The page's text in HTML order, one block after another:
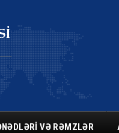
VƏ RƏMZLƏR